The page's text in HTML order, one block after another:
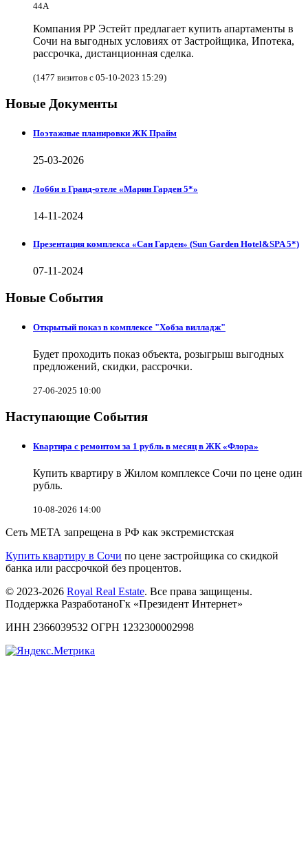
44А
Компания РР Эстейт предлагает купить апартаменты в
Сочи на выгодных условиях от Застройщика, Ипотека,
рассрочка, дистанционная сделка.
(1477 визитов с 05-10-2023 15:29)
Новые Документы
Поэтажные планировки ЖК Прайм
25-03-2026
Лобби в Гранд-отеле «Марин Гарден 5*»
14-11-2024
Презентация комплекса «Сан Гарден» (Sun Garden Hotel&SPA 5*)
07-11-2024
Новые События
Открытый показ в комплексе "Хобза вилладж"
Будет проходить показ объекта, розыгрыш выгодных
предложений, скидки, рассрочки.
27-06-2025 10:00
Наступающие События
Квартира с ремонтом за 1 рубль в месяц в ЖК «Флора»
Купить квартиру в Жилом комплексе Сочи по цене один
рубль.
10-08-2026 14:00
Сеть МЕТА запрещена в РФ как экстремистская
Купить квартиру в Сочи по цене застройщика со скидкой
банка или рассрочкой без процентов.
© 2023-2026 Royal Real Estate. Все права защищены.
Поддержка РазработаноГк «Президент Интернет»
ИНН 2366039532 ОГРН 1232300002998